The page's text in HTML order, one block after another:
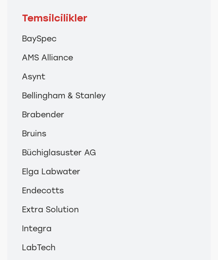
Temsilcilikler
BaySpec
AMS Alliance
Asynt
Bellingham & Stanley
Brabender
Bruins
Büchiglasuster AG
Elga Labwater
Endecotts
Extra Solution
Integra
LabTech